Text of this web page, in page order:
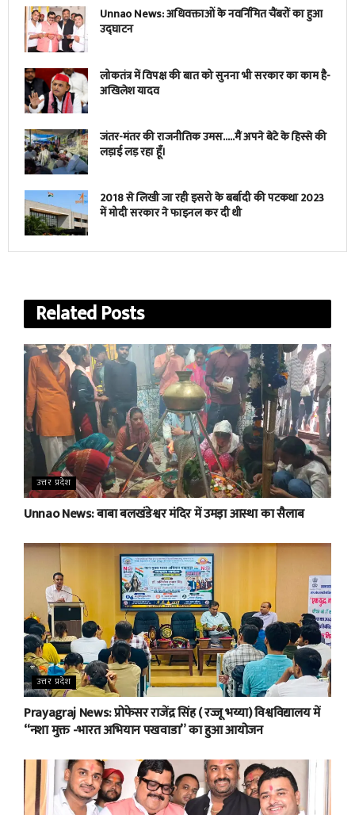
Unnao News: अधिवक्ताओं के नवर्निमित चैंबरों का हुआ
उद्घाटन
लोकतंत्र में विपक्ष की बात को सुनना भी सरकार का काम है-
अखिलेश यादव
जंतर-मंतर की राजनीतिक उमस…..मैं अपने बेटे के हिस्से की
लड़ाई लड़ रहा हूँ।
2018 से लिखी जा रही इसरो के बर्बादी की पटकथा 2023
में मोदी सरकार ने फाइनल कर दी थी
RelatedPosts
उत्तर प्रदेश
Unnao News: बाबा बलखंडेश्वर मंदिर में उमड़ा आस्था का सैलाब
उत्तर प्रदेश
Prayagraj News: प्रोफेसर राजेंद्र सिंह ( रज्जू भय्या) विश्वविद्यालय में
“नशा मुक्त -भारत अभियान पखवाडा” का हुआ आयोजन